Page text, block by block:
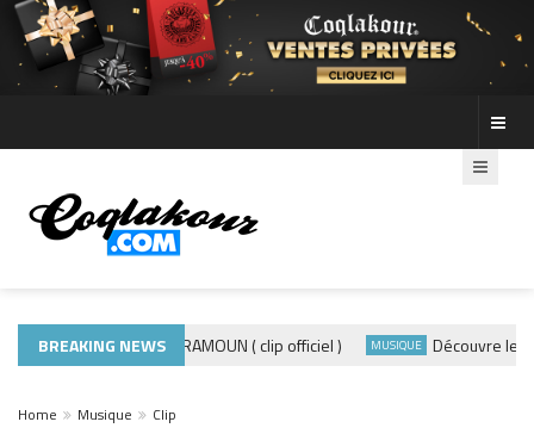
BREAKING NEWS
ADE440 – GRAMOUN ( clip officiel ) MUSIQUE Découvre les
Home Musique
Clip